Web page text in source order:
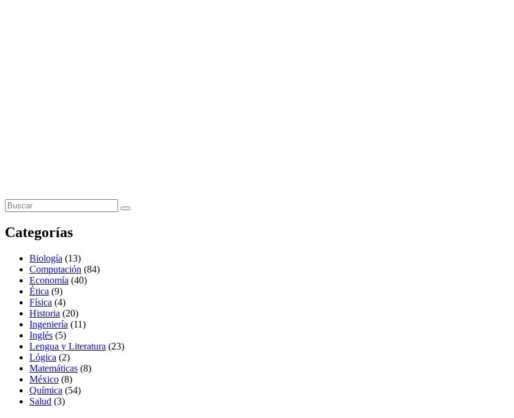
Categorías
Biología (13)
Computación (84)
Economía (40)
Ética (9)
Física (4)
Historia (20)
Ingeniería (11)
Inglés (5)
Lengua y Literatura (23)
Lógica (2)
Matemáticas (8)
México (8)
Química (54)
Salud (3)